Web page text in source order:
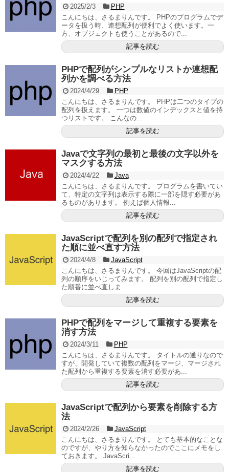
2025/2/3
PHP
こんにちは、さるまりんです。 PHPのプログラムでデ
ータを扱う時、連想配列が便利でよく使います。一
方、オブジェクトも使うことがあるので...
記事を読む
PHPで配列がシンプルなリストか連想配
列かを調べる方法
2024/4/29
PHP
こんにちは、さるまりんです。 PHPは二つのタイプの
配列を扱えます。 一つは数値のインデックスと値を持
つリストです。 こんなの...
記事を読む
Javaで文字列の最初と最後の文字以外を
マスクする方法
2024/4/22
Java
こんにちは、さるまりんです。 プログラムを書いてい
て、特定の文字列は表示する際に一部を隠す必要があ
るものがあります。 例えば個人情報...
記事を読む
JavaScriptで配列を別の配列で指定され
た順に並べ直す方法
2024/4/8
JavaScript
こんにちは、さるまりんです。 今回はJavaScriptの配
列の順序をいじってみます。 配列を別の配列で指定し
た順番に並べ直しま...
記事を読む
PHPで配列をマージして重複する要素を
消す方法
2024/3/11
PHP
こんにちは、さるまりんです。 タイトルの通りなので
すが、開発していて複数の配列をマージ、マージされ
た配列から重複する要素を消す必要があ...
記事を読む
JavaScriptで配列から要素を削除する方
法
2024/2/26
JavaScript
こんにちは、さるまりんです。 とても基本的なことな
のですが、やり方を知らなかったのでここにメモをし
ておきます。 JavaScri...
記事を読む